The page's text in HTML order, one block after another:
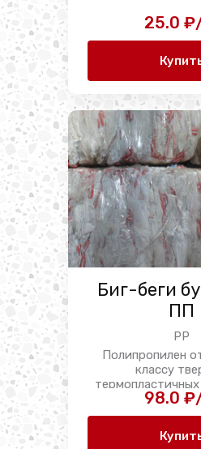
25.0
Биг-беги
ПП
PP
Полипропилен
классу
Особенностью
98.0